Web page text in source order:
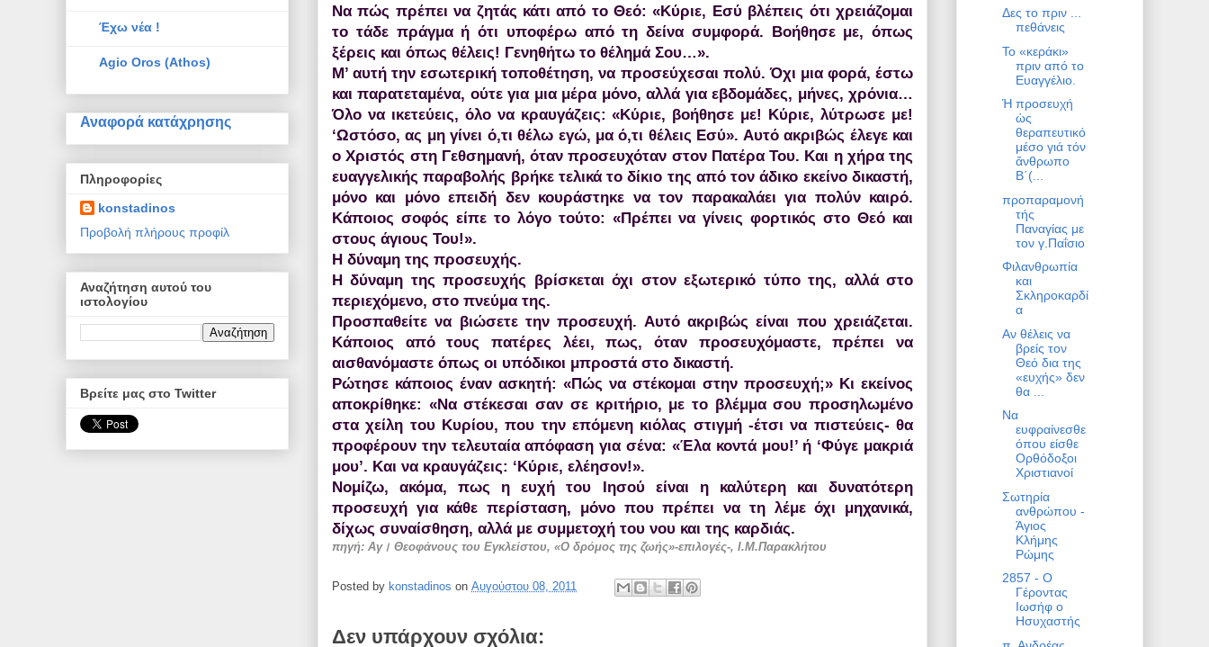
Να πώς πρέπει να ζητάς κάτι από το Θεό: «Κύριε, Εσύ βλέπεις ότι χρειάζομαι
το τάδε πράγμα ή ότι υποφέρω από τη δείνα συμφορά. Βοήθησε με, όπως
ξέρεις και όπως θέλεις! Γενηθήτω το θέλημά Σου…».
Μ’ αυτή την εσωτερική τοποθέτηση, να προσεύχεσαι πολύ. Όχι μια φορά, έστω
και παρατεταμένα, ούτε για μια μέρα μόνο, αλλά για εβδομάδες, μήνες, χρόνια…
Όλο να ικετεύεις, όλο να κραυγάζεις: «Κύριε, βοήθησε με! Κύριε, λύτρωσε με!
‘Ωστόσο, ας μη γίνει ό,τι θέλω εγώ, μα ό,τι θέλεις Εσύ». Αυτό ακριβώς έλεγε και
ο Χριστός στη Γεθσημανή, όταν προσευχόταν στον Πατέρα Του. Και η χήρα της
ευαγγελικής παραβολής βρήκε τελικά το δίκιο της από τον άδικο εκείνο δικαστή,
μόνο και μόνο επειδή δεν κουράστηκε να τον παρακαλάει για πολύν καιρό.
Κάποιος σοφός είπε το λόγο τούτο: «Πρέπει να γίνεις φορτικός στο Θεό και
στους άγιους Του!».
Η δύναμη της προσευχής.
Η δύναμη της προσευχής βρίσκεται όχι στον εξωτερικό τύπο της, αλλά στο
περιεχόμενο, στο πνεύμα της.
Προσπαθείτε να βιώσετε την προσευχή. Αυτό ακριβώς είναι που χρειάζεται.
Κάποιος από τους πατέρες λέει, πως, όταν προσευχόμαστε, πρέπει να
αισθανόμαστε όπως οι υπόδικοι μπροστά στο δικαστή.
Ρώτησε κάποιος έναν ασκητή: «Πώς να στέκομαι στην προσευχή;» Κι εκείνος
αποκρίθηκε: «Να στέκεσαι σαν σε κριτήριο, με το βλέμμα σου προσηλωμένο
στα χείλη του Κυρίου, που την επόμενη κιόλας στιγμή -έτσι να πιστεύεις- θα
προφέρουν την τελευταία απόφαση για σένα: «Έλα κοντά μου!’ ή ‘Φύγε μακριά
μου’. Και να κραυγάζεις: ‘Κύριε, ελέησον!».
Νομίζω, ακόμα, πως η ευχή του Ιησού είναι η καλύτερη και δυνατότερη
προσευχή για κάθε περίσταση, μόνο που πρέπει να τη λέμε όχι μηχανικά,
δίχως συναίσθηση, αλλά με συμμετοχή του νου και της καρδιάς.
πηγή: Αγ। Θεοφάνους του Εγκλείστου, «Ο δρόμος της ζωής»-επιλογές-, Ι.Μ.Παρακλήτου
Posted by konstadinos on Αυγούστου 08, 2011
Δεν υπάρχουν σχόλια:
Έχω νέα !
Agio Oros (Athos)
Αναφορά κατάχρησης
Πληροφορίες
konstadinos
Προβολή πλήρους προφίλ
Αναζήτηση αυτού του
ιστολογίου
Βρείτε μας στο Twitter
Δες το πριν ...
πεθάνεις
Το «κεράκι»
πριν από το
Ευαγγέλιο.
Ἡ προσευχή
ὡς
θεραπευτικό
μέσο γιά τόν
ἄνθρωπο
Β΄(...
προπαραμονή
τής
Παναγίας με
τον γ.Παΐσιο
Φιλανθρωπία
και
Σκληροκαρδί
α
Αν θέλεις να
βρείς τον
Θεό δια της
«ευχής» δεν
θα ...
Να
ευφραίνεσθε
όπου είσθε
Ορθόδοξοι
Χριστιανοί
Σωτηρία
ανθρώπου -
Άγιος
Κλήμης
Ρώμης
2857 - Ο
Γέροντας
Ιωσήφ ο
Ησυχαστής